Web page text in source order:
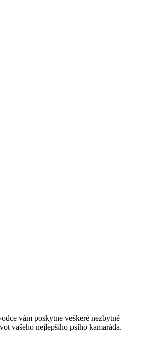
vám poskytne veškeré nezbytné
vašeho nejlepšího psího kamaráda.